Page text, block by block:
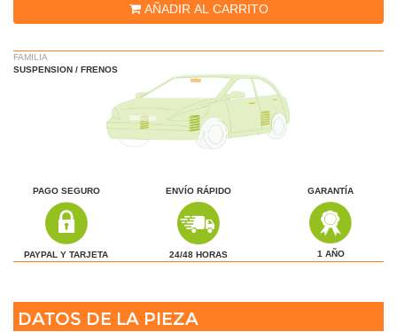
AÑADIR AL CARRITO
FAMILIA
SUSPENSION / FRENOS
PAGO SEGURO
PAYPAL Y TARJETA
ENVÍO RÁPIDO
24/48 HORAS
GARANTÍA
1 AÑO
DATOS DE LA PIEZA